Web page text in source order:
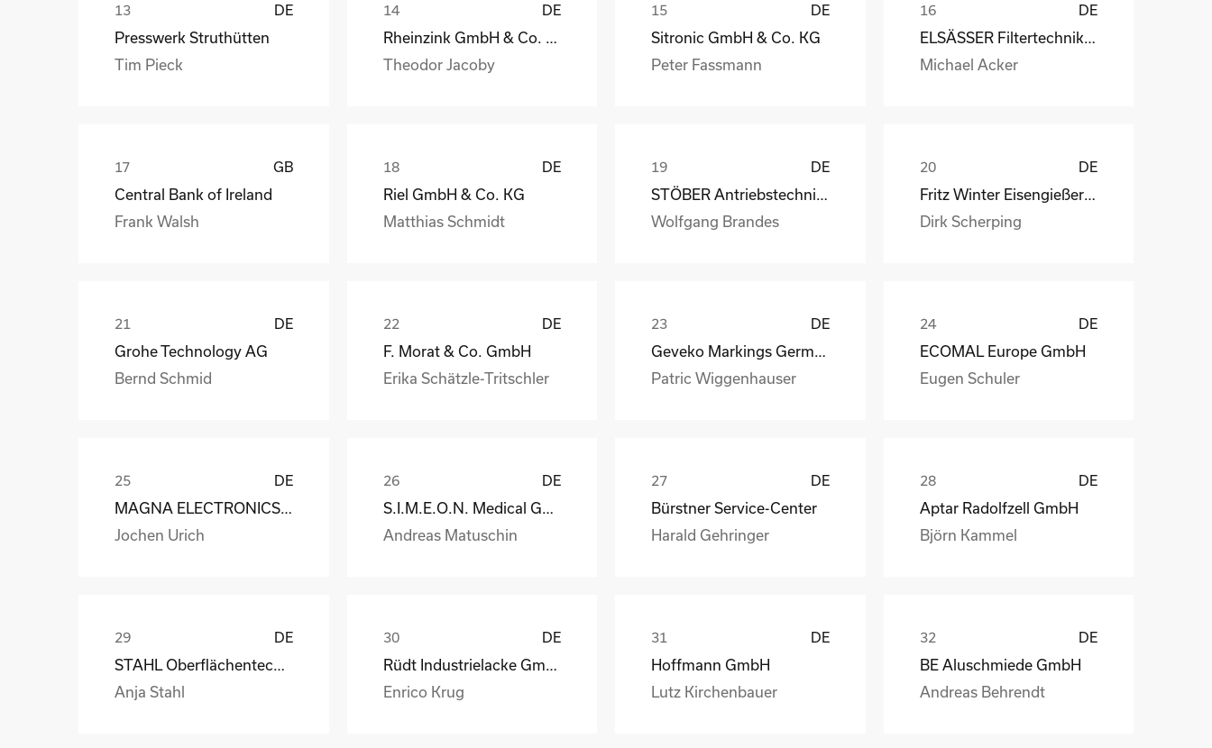
DE
Presswerk Struthütten
Tim Pieck
DE
Theodor Jacoby
DE
Sitronic GmbH & Co. KG
Peter Fassmann
DE
Michael Acker
GB
Central Bank of Ireland
Frank Walsh
DE
Riel GmbH & Co. KG
Matthias Schmidt
DE
Wolfgang Brandes
DE
Fritz Winter Eisengießerei GmbH & Co. KG
Dirk Scherping
DE
Grohe Technology AG
Bernd Schmid
DE
F. Morat & Co. GmbH
Erika Schätzle-Tritschler
DE
Patric Wiggenhauser
DE
ECOMAL Europe GmbH
Eugen Schuler
DE
Jochen Urich
DE
Andreas Matuschin
DE
Bürstner Service-Center
Harald Gehringer
DE
Aptar Radolfzell GmbH
Björn Kammel
DE
Anja Stahl
DE
Enrico Krug
DE
Hoffmann GmbH
Lutz Kirchenbauer
DE
BE Aluschmiede GmbH
Andreas Behrendt